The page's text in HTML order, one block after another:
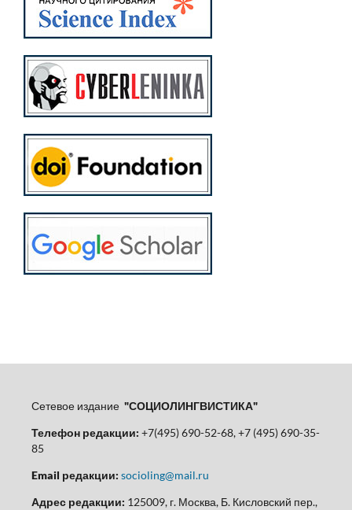
Сетевое издание "СОЦИОЛИНГВИСТИКА"
Телефон редакции: +7(495) 690-52-68, +7 (495) 690-35-
85
Email редакции: socioling@mail.ru
Адрес редакции: 125009, г. Москва, Б. Кисловский пер.,